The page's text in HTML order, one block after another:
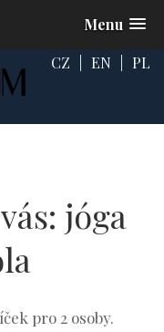
Menu
CZ
EN PL
jóga
pro 2 osoby.